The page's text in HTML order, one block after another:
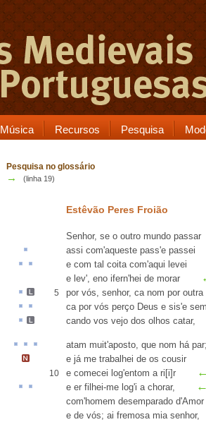
Música Recursos Pesquisa
Pesquisa no glossário
→ (linha 19)
Estêvão Peres Froião
Senhor, se o outro mundo passar
assi com'aqueste pass'e passei
e com tal coitacom'aqui levei
e lev', eno ifern'hei de morar
5 por vós, senhor, ca nom por outra
capor vós perço Deus e sis'e sem
cando vos vejo dos olhos catar,
atam muit'aposto, que nom hápar;
e já me trabalhei de os cousir
10 e comecei log'entom a ri[i]r ←
e er filhei-me log'i a chorar, ←
com'homem desemparado d'Amor
e de vós; ai fremosa mia senhor,